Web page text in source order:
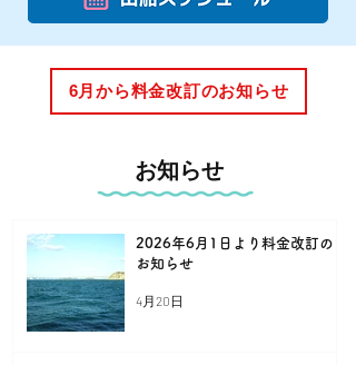
6月から料金改訂のお知らせ
お知らせ
2026年6月1日より料金改訂の
お知らせ
4月20日